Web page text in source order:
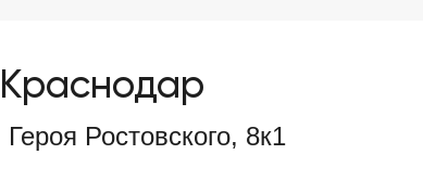
Краснодар
Героя Ростовского, 8к1